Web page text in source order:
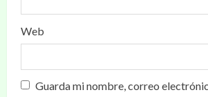
Web
Guarda mi nombre, correo